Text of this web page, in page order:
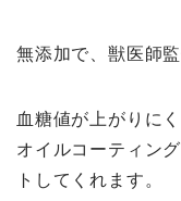
無添加で、獣医師
血糖値が上がりに
オイルコーティン
トしてくれます。